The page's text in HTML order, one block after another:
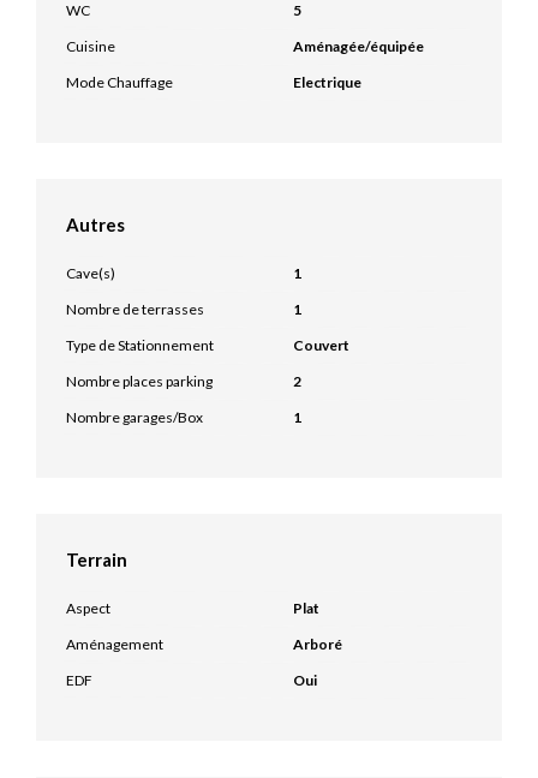
WC
5
Cuisine
Aménagée/équipée
Mode Chauffage
Electrique
Autres
Cave(s)
1
Nombre de terrasses
1
Type de Stationnement
Couvert
Nombre places parking
2
Nombre garages/Box
1
Terrain
Aspect
Plat
Aménagement
Arboré
EDF
Oui